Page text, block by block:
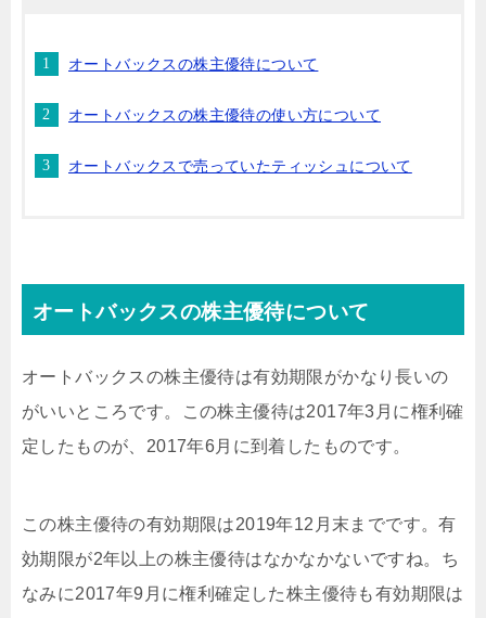
オートバックスの株主優待について
オートバックスの株主優待の使い方について
オートバックスで売っていたティッシュについて
オートバックスの株主優待について
オートバックスの株主優待は有効期限がかなり長いの
がいいところです。この株主優待は2017年3月に権利確
定したものが、2017年6月に到着したものです。
この株主優待の有効期限は2019年12月末までです。有
効期限が2年以上の株主優待はなかなかないですね。ち
なみに2017年9月に権利確定した株主優待も有効期限は